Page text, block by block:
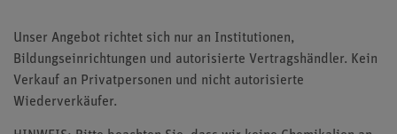
Unser Angebot richtet sich nur an Institutionen,
Bildungseinrichtungen und autorisierte Vertragshändler. Kein
Verkauf an Privatpersonen und nicht autorisierte
Wiederverkäufer.